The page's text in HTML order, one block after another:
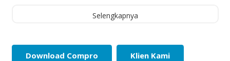
Selengkapnya
Download Compro Klien Kami